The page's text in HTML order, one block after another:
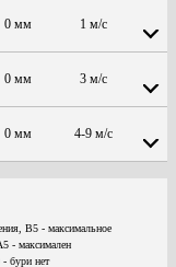
0 мм 1 м/с
0 мм 3 м/с
0 мм 4-9 м/с
В5 - максимальное
- максимален
бури нет